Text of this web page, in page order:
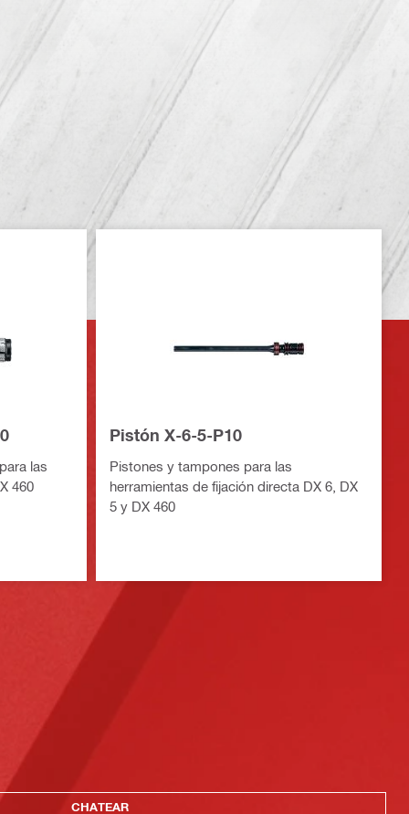
las
460
Pistón X-6-5-P10
Pistones y tampones para las
herramientas de fijación directa DX 6, DX
5 y DX 460
CHATEAR